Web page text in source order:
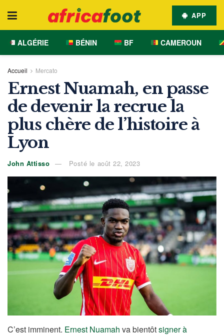
APP
ALGÉRIE BÉNIN BF CAMEROUN
Accueil Mercato
Ernest Nuamah, en passe
de devenir la recrue la
plus chère de l’histoire à
Lyon
John Attisso Posté le août 22, 2023
C’est imminent. Ernest Nuamah va bientôtsigner à